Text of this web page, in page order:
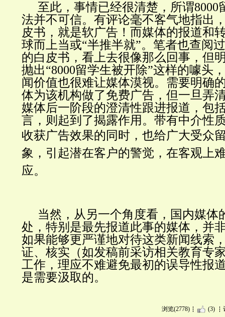
至此，事情已经很清楚，所谓8000
法并不可信。有评论毫不客气地指出
皮书，就是软广告！而媒体的报道和
球而上当或“半推半就”。笔者也查阅
的白皮书，看上去很像那么回事，但
抛出“8000留学生被开除”这样的噱头
闻价值也很难让媒体漠视。需要明确
体为该机构做了免费广告，但一旦弄
媒体后一阶段的澄清性跟进报道，包
言，则起到了揭露作用。带有中介性
收获广告效果的同时，也给广大受众
象，引起潜在客户的警觉，在客观上
应。
当然，从另一个角度看，国内媒体
处，特别是最先报道此事的媒体，并
如果能够更严谨地对待这类新闻线索
证、核实（如发稿前采访相关教育专
工作，理应不难避免最初的误导性报
是需要汲取的。
浏览(2778) (3)